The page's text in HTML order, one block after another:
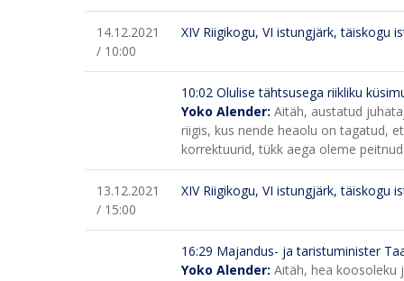
14.12.2021
/ 10:00
XIV Riigikogu, VI istungjärk, täiskogu
10:02 Olulise tähtsusega riikliku
Yoko Alender: Aitäh, austatud
riigis, kus nende heaolu on tagatud,
korrektuurid, tükk aega oleme
13.12.2021
/ 15:00
XIV Riigikogu, VI istungjärk, täiskogu
16:29 Majandus- ja taristuminister
Yoko Alender: Aitäh, hea koosoleku